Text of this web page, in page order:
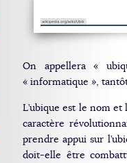
On appellera «
« informatique »,
L’ubique est le nom
caractère
prendre appui sur
doit-elle être